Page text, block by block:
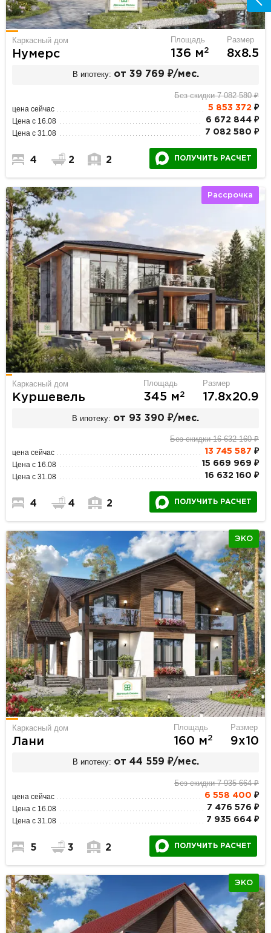
Каркасный дом
Нумерс
Площадь
136 м2
Размер
8х8.5
В ипотеку: от 39 769 ₽/мес.
Без скидки 7 082 580 ₽
цена сейчас 5 853 372 ₽
Цена с 16.08 6 672 844 ₽
Цена с 31.08 7 082 580 ₽
4 2 2 ПОЛУЧИТЬ РАСЧЕТ
Рассрочка
Каркасный дом
Куршевель
Площадь
345 м2
Размер
17.8х20.9
В ипотеку: от 93 390 ₽/мес.
Без скидки 16 632 160 ₽
цена сейчас 13 745 587 ₽
Цена с 16.08 15 669 969 ₽
Цена с 31.08 16 632 160 ₽
4 4 2 ПОЛУЧИТЬ РАСЧЕТ
ЭКО
Каркасный дом
Лани
Площадь
160 м2
Размер
9х10
В ипотеку: от 44 559 ₽/мес.
Без скидки 7 935 664 ₽
цена сейчас 6 558 400 ₽
Цена с 16.08 7 476 576 ₽
Цена с 31.08 7 935 664 ₽
5 3 2 ПОЛУЧИТЬ РАСЧЕТ
ЭКО